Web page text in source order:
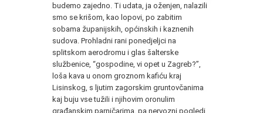
budemo zajedno. Ti udata, ja oženjen, nalazili
smo se krišom, kao lopovi, po zabitim
sobama županijskih, općinskih i kaznenih
sudova. Prohladni rani ponedjeljci na
splitskom aerodromu i glas šalterske
službenice, “gospodine, vi opet u Zagreb?”,
loša kava u onom groznom kafiću kraj
Lisinskog, s ljutim zagorskim gruntovčanima
kaj buju vse tužili i njihovim oronulim
građanskim parničarima, pa nervozni pogledi